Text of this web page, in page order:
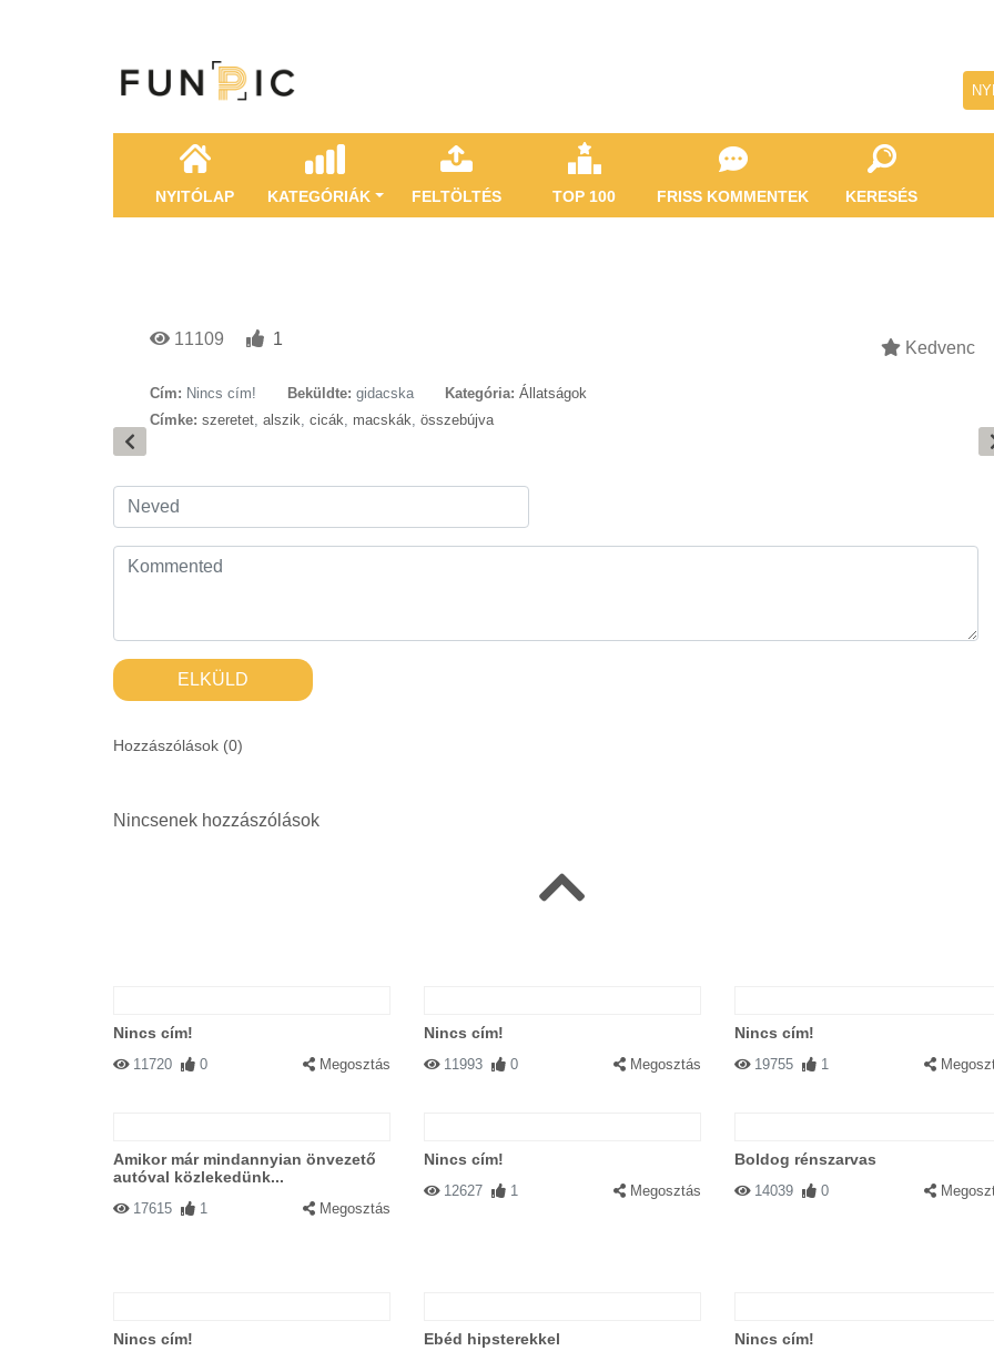
NYITÓLAP KATEGÓRIÁK FELTÖLTÉS TOP 100 FRISS KOMMENTEK KERESÉS
11109 1 Kedvenc
Cím: Nincs cím! Beküldte: gidacska Kategória: Állatságok
Címke: szeretet, alszik, cicák, macskák, összebújva
ELKÜLD
Hozzászólások (0)
Nincsenek hozzászólások
Nincs cím!
11720 0 Megosztás
Nincs cím!
11993 0 Megosztás
Nincs cím!
19755 1
Amikor már mindannyian önvezető
autóval közlekedünk...
17615 1 Megosztás
Nincs cím!
12627 1 Megosztás
Boldog rénszarvas
14039 0
Nincs cím! Ebéd hipsterekkel Nincs cím!